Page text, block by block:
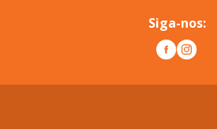
Siga-nos: